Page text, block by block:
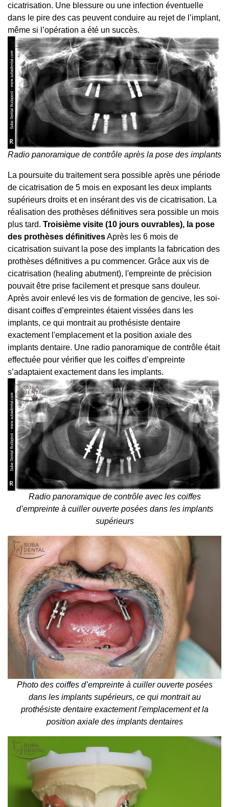
cicatrisation. Une blessure ou une infection éventuelle
dans le pire des cas peuvent conduire au rejet de l’implant,
même si l’opération a été un succès.
Radio panoramique de contrôle après la pose des implants
La poursuite du traitement sera possible après une période
de cicatrisation de 5 mois en exposant les deux implants
supérieurs droits et en insérant des vis de cicatrisation. La
réalisation des prothèses définitives sera possible un mois
plus tard. Troisième visite (10 jours ouvrables), la pose
des prothèses définitivesAprès les 6 mois de
cicatrisation suivant la pose des implants la fabrication des
prothèses définitives a pu commencer. Grâce aux vis de
cicatrisation (healing abutment), l'empreinte de précision
pouvait être prise facilement et presque sans douleur.
Après avoir enlevé les vis de formation de gencive, les soi-
disant coiffes d’empreintes étaient vissées dans les
implants, ce qui montrait au prothésiste dentaire
exactement l'emplacement et la position axiale des
implants dentaire. Une radio panoramique de contrôle était
effectuée pour vérifier que les coiffes d’empreinte
s’adaptaient exactement dans les implants.
Radio panoramique de contrôle avec les coiffes
d’empreinte à cuiller ouverte posées dans les implants
supérieurs
Photo des coiffes d’empreinte à cuiller ouverte posées
dans les implants supérieurs, ce qui montrait au
prothésiste dentaire exactement l'emplacement et la
position axiale des implants dentaires